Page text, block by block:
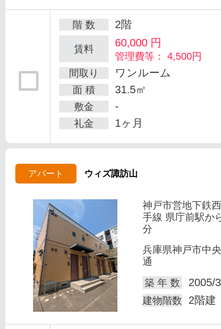
階 数 2階
賃料 60,000 円
管理費等： 4,500円
間取り
ワンルーム
面 積 31.5㎡
敷金 -
礼金 1ヶ月
アパート ウィズ諏訪山
神戸市営地下鉄
手線 県庁前駅か
分
兵庫県神戸市中
通
築 年 数
2005/
建物階数 2階建